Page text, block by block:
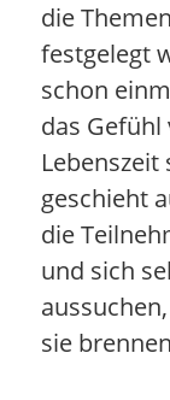
die
festgelegt
schon
das
Lebenszeit
geschieht
die
und sich
sie